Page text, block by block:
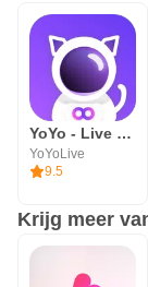
YoYo - Live Voice&Video Chat
YoYoLive
9.5
Krijg meer